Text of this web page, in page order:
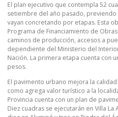
El plan ejecutivo que contempla 52
setiembre del año pasado,
vayan concretando por etapas. Esta
Programa de Financiamiento de
caminos de producción, accesos a
dependiente del Ministerio del
Nación. La primera etapa cuenta con
pesos.
El pavimento urbano mejora la
como agrega valor turístico a la
Provincia cuenta con un plan de
Diez cuadras se ejecutarán en Villa La